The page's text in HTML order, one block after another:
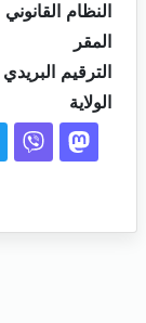
النظام القانوني
المقر
الترقيم البريدي
الولاية